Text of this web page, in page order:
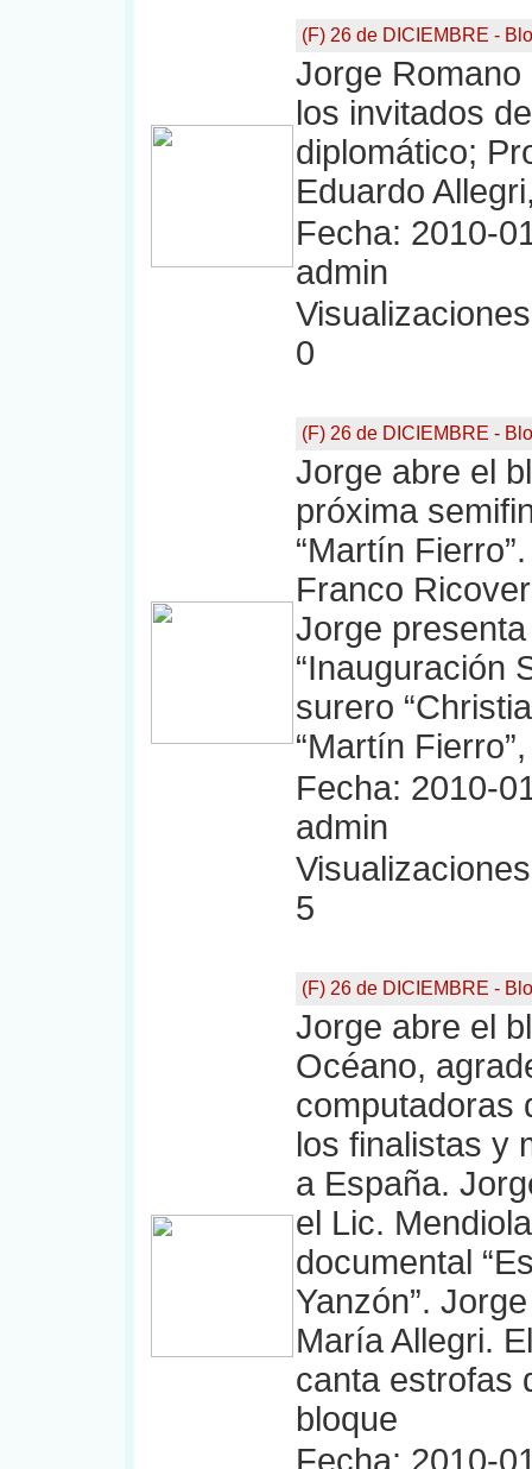
(F) 26 de DICIEMBRE -
Jorge
los invitados
diplomático;
Eduardo
Fecha: 2010-
admin
0
(F) 26 de DICIEMBRE -
Jorge abre el
próxima
“Martín
Franco
Jorge
“Inauguración
surero
“Martín
Fecha: 2010-
admin
5
(F) 26 de DICIEMBRE -
Jorge abre el
Océano,
computadoras
los finalistas y
a España.
el Lic.
documental
Yanzón”.
María Allegri.
canta estrofas
bloque
Fecha: 2010-